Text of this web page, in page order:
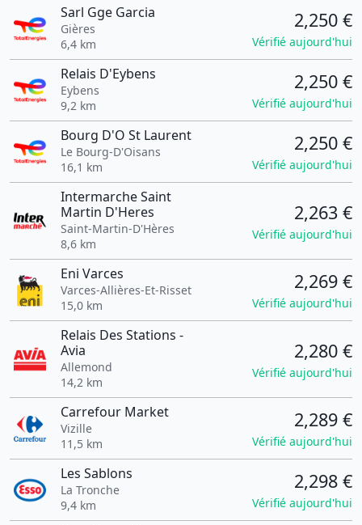
Sarl Gge Garcia
Gières
6,4 km
2,250 €
Vérifié aujourd'hui
Relais D'Eybens
Eybens
9,2 km
2,250 €
Vérifié aujourd'hui
Bourg D'O St Laurent
Le Bourg-D'Oisans
16,1 km
2,250 €
Vérifié aujourd'hui
Intermarche Saint
Martin D'Heres
Saint-Martin-D'Hères
8,6 km
2,263 €
Vérifié aujourd'hui
Eni Varces
Varces-Allières-Et-Risset
15,0 km
2,269 €
Vérifié aujourd'hui
Relais Des Stations -
Avia
Allemond
14,2 km
2,280 €
Vérifié aujourd'hui
Carrefour Market
Vizille
11,5 km
2,289 €
Vérifié aujourd'hui
Les Sablons
La Tronche
9,4 km
2,298 €
Vérifié aujourd'hui